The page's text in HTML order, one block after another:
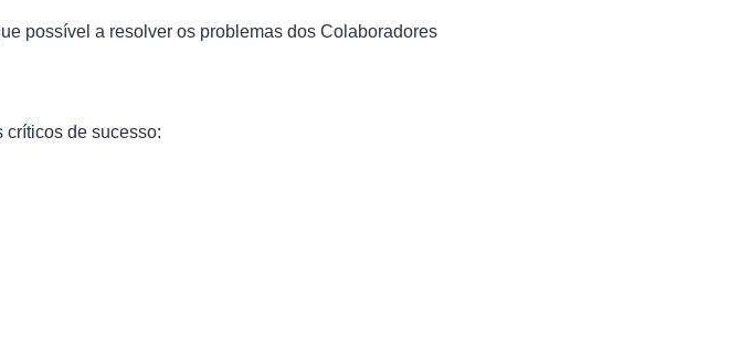
possível a resolver os problemas dos Colaboradores
críticos de sucesso: